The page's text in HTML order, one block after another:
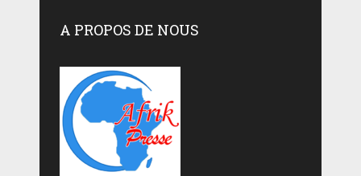
A PROPOS DE NOUS